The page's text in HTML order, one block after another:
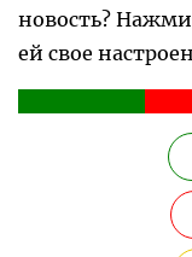
новость?
ей свое